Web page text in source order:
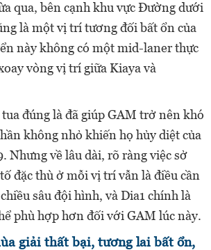
qua, bên cạnh khu vực Đường dưới
là một vị trí tương đối bất ổn của
này không có một mid-laner thực
vòng vị trí giữa Kiaya và
đúng là đã giúp GAM trở nên khó
không nhỏ khiến họ hủy diệt của
Nhưng về lâu dài, rõ ràng việc sở
đặc thù ở mỗi vị trí vẫn là điều cần
sâu đội hình, và Dia1 chính là
phù hợp hơn đối với GAM lúc này.
giải thất bại, tương lai bất ổn,